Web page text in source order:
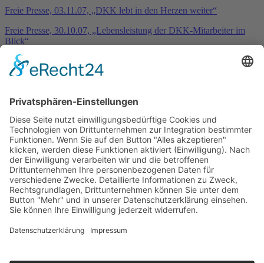
Freie Presse, 03.11.07, „DKK lebt in den Herzen weiter“
Freie Presse, 30.10.07, „Lebensleistung der DKK-Mitarbeiter im
Blick“
DKV Aktuell Nr. 1_2017_“Geschichte der Kälte- und
Klimatechnik“
Haus“
Amtsblatt der Gemeinde Drebach, 01.12.2021_“Pressemitteilung
zur Jahreshauptversammlung am 09.11.21″
Ausstellungen: Bahnhof Scharfenstein sowie Industrie- und
Technikmuseum Zschopau im MZ-Altwerk
Ausstellung Bahnhof Scharfenstein
Bahnhofstraße 45